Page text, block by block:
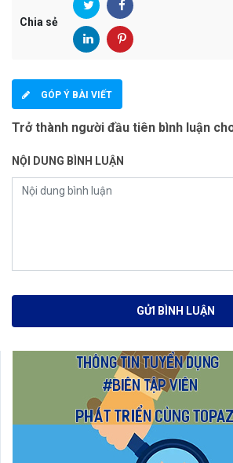
Chia sẻ
GÓP Ý BÀI VIẾT
Trở thành người đầu tiên bình luận
NỘI DUNG BÌNH LUẬN